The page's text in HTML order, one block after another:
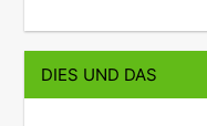
DIES UND DAS